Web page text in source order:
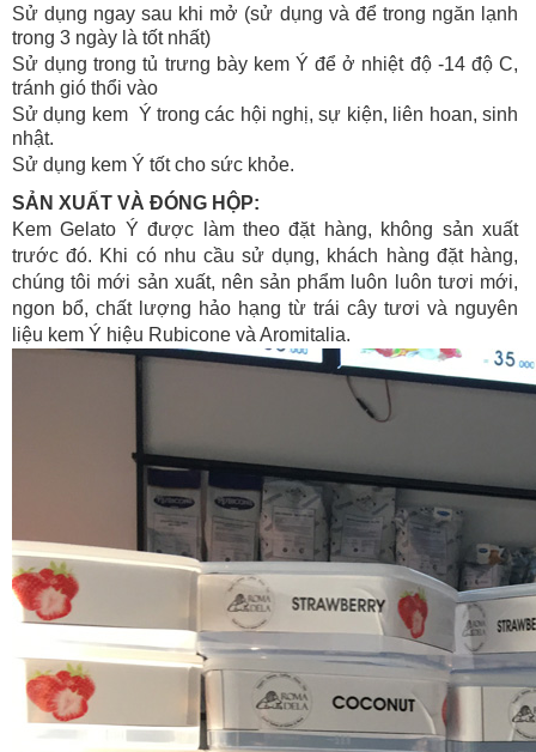
Sử dụng ngay sau khi mở (sử dụng và để trong ngăn lạnh
trong 3 ngày là tốt nhất)
Sử dụng trong tủ trưng bày kem Ý để ở nhiệt độ -14 độ C,
tránh gió thổi vào
Sử dụng kem Ý trong các hội nghị, sự kiện, liên hoan, sinh
nhật.
Sử dụng kem Ý tốt cho sức khỏe.
SẢN XUẤT VÀ ĐÓNG HỘP:
Kem Gelato Ý được làm theo đặt hàng, không sản xuất
trước đó. Khi có nhu cầu sử dụng, khách hàng đặt hàng,
chúng tôi mới sản xuất, nên sản phẩm luôn luôn tươi mới,
ngon bổ, chất lượng hảo hạng từ trái cây tươi và nguyên
liệu kem Ý hiệu Rubicone và Aromitalia.